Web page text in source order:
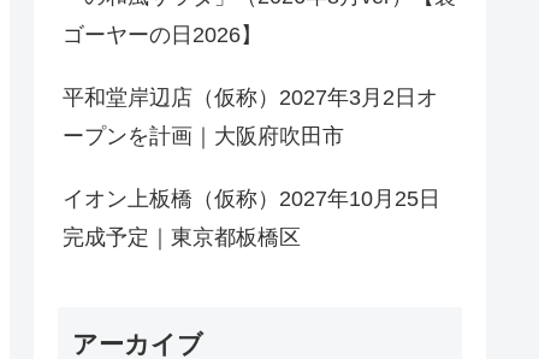
ゴーヤーの日2026】
平和堂岸辺店（仮称）2027年3月2日オ
ープンを計画｜大阪府吹田市
イオン上板橋（仮称）2027年10月25日
完成予定｜東京都板橋区
アーカイブ